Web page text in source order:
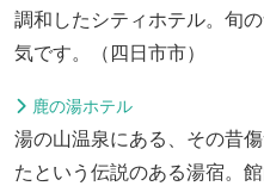
調和したシティホテル。旬
気です。（四日市市）
鹿の湯ホテル
湯の山温泉にある、その昔
たという伝説のある湯宿。